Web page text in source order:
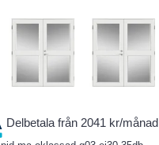
Delbetala från 2041 kr/månad